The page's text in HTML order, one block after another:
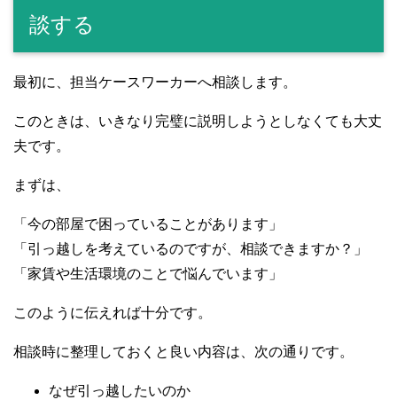
談する
最初に、担当ケースワーカーへ相談します。
このときは、いきなり完璧に説明しようとしなくても大丈
夫です。
まずは、
「今の部屋で困っていることがあります」
「引っ越しを考えているのですが、相談できますか？」
「家賃や生活環境のことで悩んでいます」
このように伝えれば十分です。
相談時に整理しておくと良い内容は、次の通りです。
なぜ引っ越したいのか